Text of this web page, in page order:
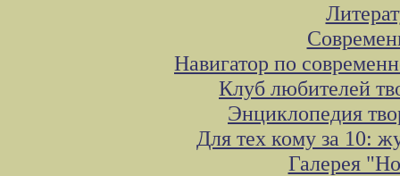
Навигатор по
Клуб любителей
Энциклопедия
Для тех кому за 10:
Галерея